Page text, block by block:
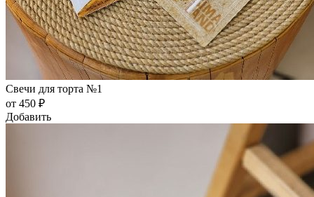
Свечи для торта №1
от 450 ₽
Добавить